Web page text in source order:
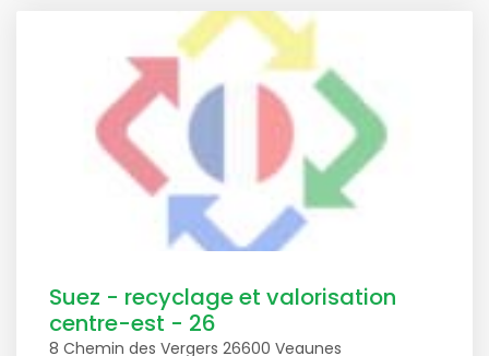
Suez - recyclage et valorisation
centre-est - 26
8 Chemin des Vergers 26600 Veaunes